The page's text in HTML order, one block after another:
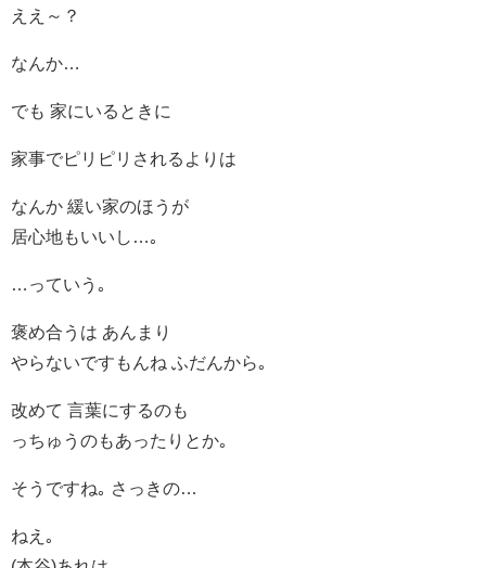
ええ～？
なんか…
でも 家にいるときに
家事でピリピリされるよりは
なんか 緩い家のほうが
居心地もいいし…｡
…っていう｡
褒め合うは あんまり
やらないですもんね ふだんから｡
改めて 言葉にするのも
っちゅうのもあったりとか｡
そうですね｡ さっきの…
ねえ｡